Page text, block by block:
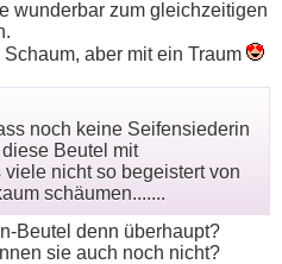
wunderbar zum gleichzeitigen
aber mit ein Traum
noch keine Seifensiederin
Beutel mit
nicht so begeistert von
schäumen.......
Beutel denn überhaupt?
sie auch noch nicht?